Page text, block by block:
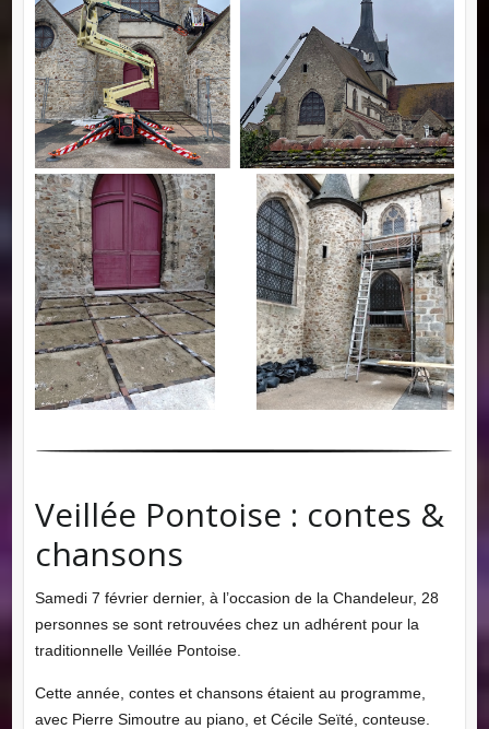
Veillée Pontoise : contes &
chansons
Samedi 7 février dernier, à l’occasion de la Chandeleur, 28
personnes se sont retrouvées chez un adhérent pour la
traditionnelle Veillée Pontoise.
Cette année, contes et chansons étaient au programme,
avec Pierre Simoutre au piano, et Cécile Seïté, conteuse.